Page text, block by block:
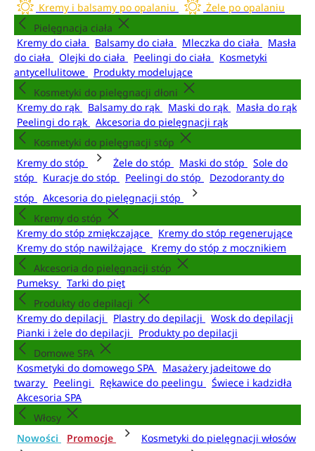
Kremy i balsamy po opalaniu
Żele po opalaniu
Pielęgnacja ciała
Kremy do ciała
Balsamy do ciała Mleczka do ciała
Masła
do ciała
Olejki do ciała Peelingi do ciała
Kosmetyki
antycellulitowe
Produkty modelujące
Kosmetyki do pielęgnacji dłoni
Kremy do rąk
Balsamy do rąk Maski do rąk
Masła do rąk
Peelingi do rąk
Akcesoria do pielęgnacji rąk
Kosmetyki do pielęgnacji stóp
Kremy do stóp
Żele do stóp Maski do stóp
Sole do
stóp
Kuracje do stóp Peelingi do stóp
Dezodoranty do
stóp
Akcesoria do pielęgnacji stóp
Kremy do stóp
Kremy do stóp zmiękczające
Kremy do stóp regenerujące
Kremy do stóp nawilżające
Kremy do stóp z mocznikiem
Akcesoria do pielęgnacji stóp
Pumeksy
Tarki do pięt
Produkty do depilacji
Kremy do depilacji
Plastry do depilacji
Wosk do depilacji
Pianki i żele do depilacji
Produkty po depilacji
Domowe SPA
Kosmetyki do domowego SPA
Masażery jadeitowe do
twarzy
Peelingi Rękawice do peelingu
Świece i kadzidła
Akcesoria SPA
Włosy
Nowości
Promocje
Kosmetyki do pielęgnacji włosów